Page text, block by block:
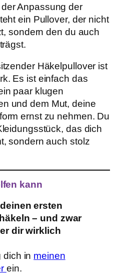
Anpassung der
ein Pullover, der nicht
sondern den du auch
Häkelpullover ist
Es ist einfach das
paar klugen
und dem Mut, deine
ernst zu nehmen. Du
das dich
sondern auch stolz
kann
ersten
– und zwar
dir wirklich
dich in meinen
ein.